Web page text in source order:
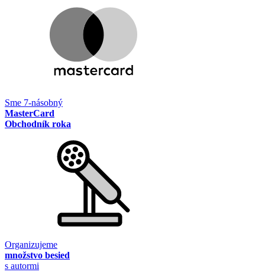
Sme 7-násobný
MasterCard
Obchodník roka
Organizujeme
množstvo besied
s autormi